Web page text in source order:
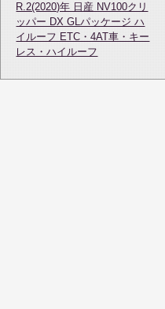
R.2(2020)年 日産 NV100クリ
ッパー DX GLパッケージ ハ
イルーフ ETC・4AT車・キー
レス・ハイルーフ